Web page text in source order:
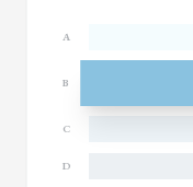
A
B
C
D